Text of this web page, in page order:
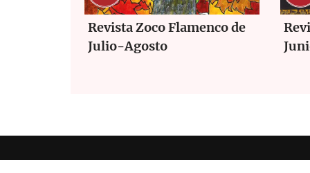
Revista Zoco Flamenco de
Julio-Agosto